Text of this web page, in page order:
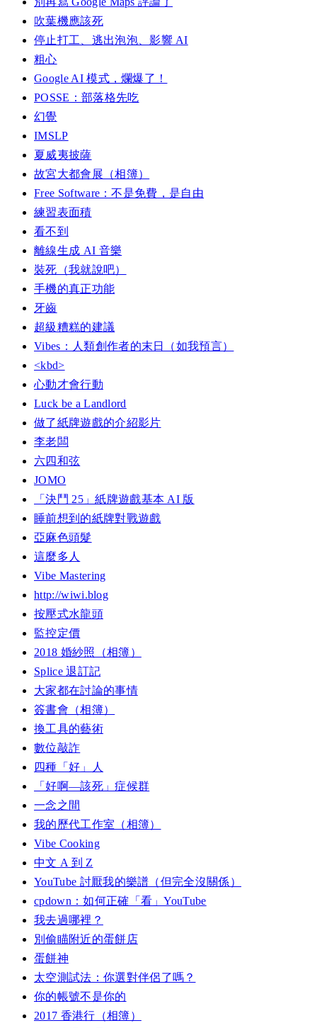
吹葉機應該死
停止打工、逃出泡泡、影響 AI
粗心
Google AI 模式，爛爆了！
POSSE：部落格先吃
幻覺
IMSLP
夏威夷披薩
故宮大都會展（相簿）
Free Software：不是免費，是自由
練習表面積
看不到
離線生成 AI 音樂
裝死（我就說吧）
手機的真正功能
牙齒
超級糟糕的建議
Vibes：人類創作者的末日（如我預言）
<kbd>
心動才會行動
Luck be a Landlord
做了紙牌遊戲的介紹影片
李老闆
六四和弦
JOMO
「決鬥 25」紙牌遊戲基本 AI 版
睡前想到的紙牌對戰遊戲
亞麻色頭髮
這麼多人
Vibe Mastering
http://wiwi.blog
按壓式水龍頭
監控定價
2018 婚紗照（相簿）
Splice 退訂記
大家都在討論的事情
簽書會（相簿）
換工具的藝術
數位敲詐
四種「好」人
「好啊—該死」症候群
一念之間
我的歷代工作室（相簿）
Vibe Cooking
中文 A 到 Z
YouTube 討厭我的樂譜（但完全沒關係）
cpdown：如何正確「看」YouTube
我去過哪裡？
別偷瞄附近的蛋餅店
蛋餅神
太空測試法：你選對伴侶了嗎？
你的帳號不是你的
2017 香港行（相簿）